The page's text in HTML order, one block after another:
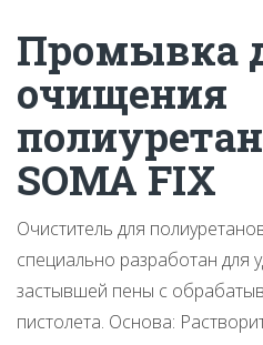
Промывка
очищения
SOMA FIX
Очиститель для
специально разработан для
застывшей пены с
пистолета. Основа: